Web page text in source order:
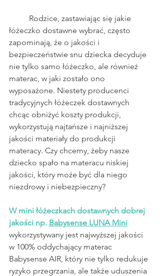
łóżeczko dostawne wybrać, często
zapominają, że o jakości i
bezpieczeństwie snu dziecka decyduje
nie tylko samo łóżeczko, ale również
materac, w jaki zostało ono
wyposażone. Niestety producenci
tradycyjnych łóżeczek dostawnych
chcąc obniżyć koszty produkcji,
wykorzystują najtańsze i najniższej
jakości materiały do produkcji
materacy. Czy chcemy, żeby nasze
dziecko spało na materacu niskiej
jakości, który może być dla niego
niezdrowy i niebezpieczny?
W mini łóżeczkach dostawnych dobrej
jakości np. Babysense LUNA Mini
wykorzystywany jest najwyższej jakości
w 100% oddychający materac
Babysense AIR, który nie tylko redukuje
ryzyko przegrzania, ale także uduszenia